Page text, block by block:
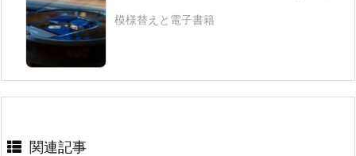
模様替えと電子書籍
関連記事